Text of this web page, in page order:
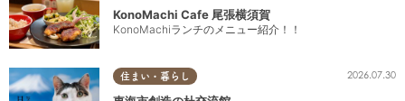
KonoMachi Cafe 尾張横須賀
KonoMachiランチのメニュー紹介！！
住まい・暮らし 2026.07.30